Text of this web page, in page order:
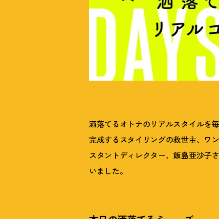
洒落てるオトナのリアルスタイルを
完成するスタイリングの救世主、ワ
スタントディレクター、飯島亜沙子
いました。